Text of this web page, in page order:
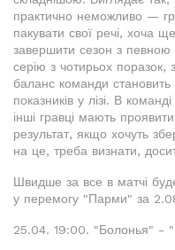
практично неможливо —
пакувати свої речі, хоча
завершити сезон з певною
серію з чотирьох поразок,
баланс команди
показників у лізі. В
інші гравці мають
результат, якщо хочуть
на це, треба визнати,
Швидше за все в матчі
у перемогу "Парми" за
25.04. 19:00. "Болонья" -